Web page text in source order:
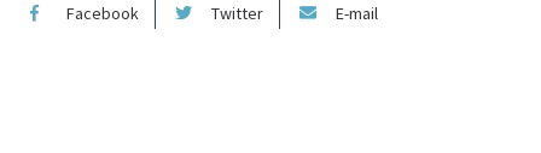
Facebook Twitter E-mail